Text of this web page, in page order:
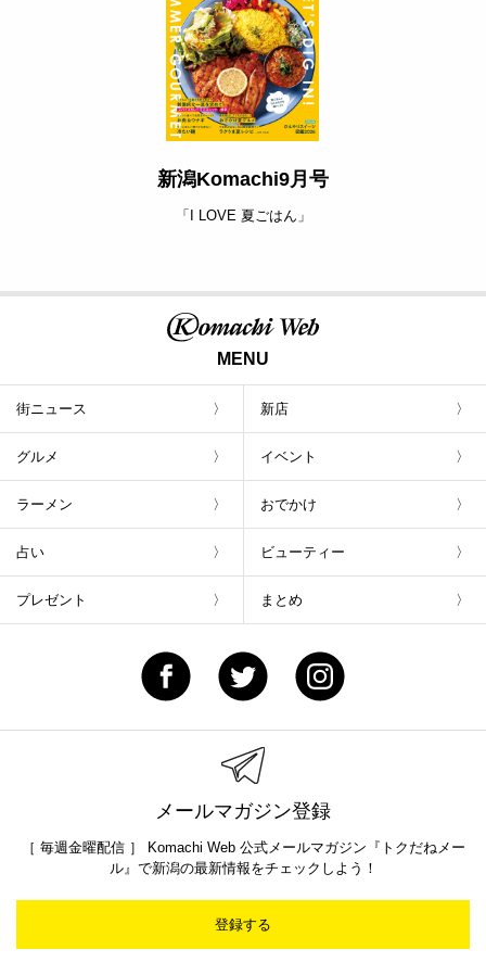
新潟Komachi9月号
「I LOVE 夏ごはん」
MENU
街ニュース 新店
グルメ イベント
ラーメン おでかけ
占い ビューティー
プレゼント まとめ
メールマガジン登録
［ 毎週金曜配信 ］ Komachi Web 公式メールマガジン『トクだねメー
ル』で新潟の最新情報をチェックしよう！
登録する